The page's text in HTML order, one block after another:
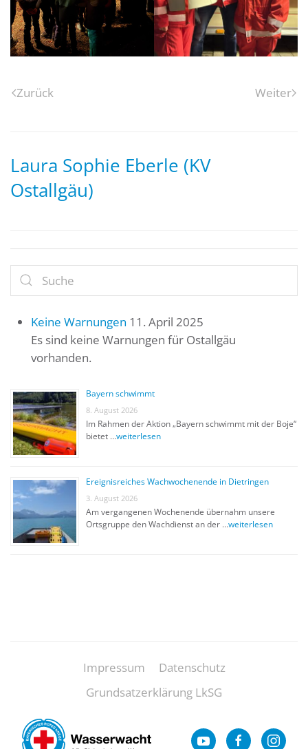
Zurück Weiter
Laura Sophie Eberle (KV
Ostallgäu)
Keine Warnungen 11. April 2025
Es sind keine Warnungen für Ostallgäu
vorhanden.
Bayern schwimmt
8. August 2026
Im Rahmen der Aktion „Bayern schwimmt mit der Boje“
bietet …weiterlesen
Ereignisreiches Wachwochenende in Dietringen
3. August 2026
Am vergangenen Wochenende übernahm unsere
Ortsgruppe den Wachdienst an der …weiterlesen
Impressum
Datenschutz
Grundsatzerklärung LkSG